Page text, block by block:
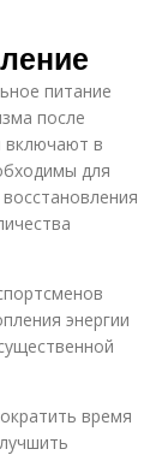
питание
после
включают в
для
энергии
время